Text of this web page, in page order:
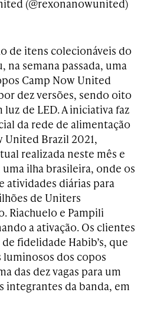
(@rexonanowunited)
de itens colecionáveis do
na semana passada, uma
Camp Now United
dez versões, sendo oito
de LED. A iniciativa faz
da rede de alimentação
United Brazil 2021,
realizada neste mês e
ilha brasileira, onde os
atividades diárias para
de Uniters
Riachuelo e Pampili
a ativação. Os clientes
fidelidade Habib’s, que
dos copos
das dez vagas para um
da banda, em